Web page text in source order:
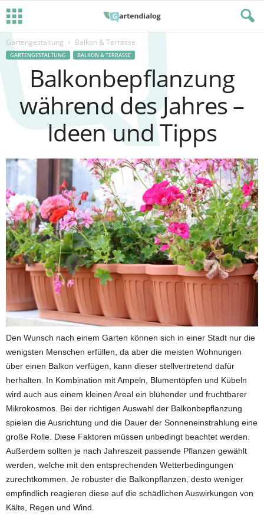
Gartengestaltung Balkon & Terrasse
GARTENGESTALTUNG BALKON & TERRASSE
Balkonbepflanzung
während des Jahres –
Ideen und Tipps
Den Wunsch nach einem Garten können sich in einer Stadt nur die
wenigsten Menschen erfüllen, da aber die meisten Wohnungen
über einen Balkon verfügen, kann dieser stellvertretend dafür
herhalten. In Kombination mit Ampeln, Blumentöpfen und Kübeln
wird auch aus einem kleinen Areal ein blühender und fruchtbarer
Mikrokosmos. Bei der richtigen Auswahl der Balkonbepflanzung
spielen die Ausrichtung und die Dauer der Sonneneinstrahlung eine
große Rolle. Diese Faktoren müssen unbedingt beachtet werden.
Außerdem sollten je nach Jahreszeit passende Pflanzen gewählt
werden, welche mit den entsprechenden Wetterbedingungen
zurechtkommen. Je robuster die Balkonpflanzen, desto weniger
empfindlich reagieren diese auf die schädlichen Auswirkungen von
Kälte, Regen und Wind.